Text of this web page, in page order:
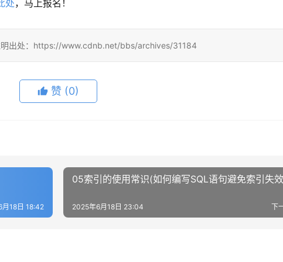
处​​，马上报名！
明出处：https://www.cdnb.net/bbs/archives/31184
赞 (0)
18日 18:42
05索引的使用常识(如何编写SQL语句避免索引失
下
2025年6月18日 23:04